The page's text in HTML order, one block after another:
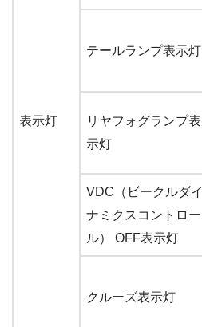
表示灯
テールランプ表示灯
リヤフォグランプ表
示灯
VDC（ビークルダイ
ナミクスコントロー
ル） OFF表示灯
クルーズ表示灯